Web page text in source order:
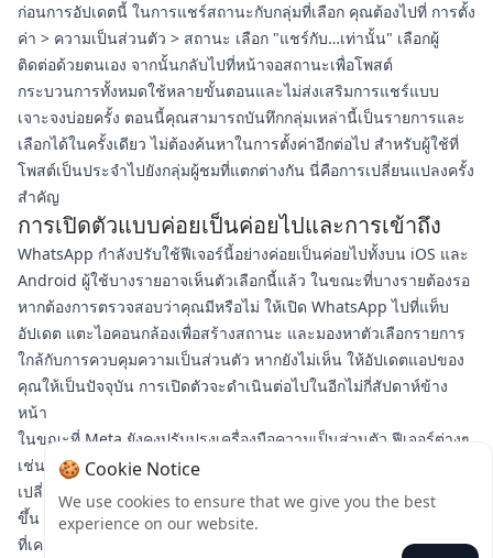
ก่อนการอัปเดตนี้ ในการแชร์สถานะกับกลุ่มที่เลือก คุณต้องไปที่ การตั้ง
ค่า > ความเป็นส่วนตัว > สถานะ เลือก "แชร์กับ…เท่านั้น" เลือกผู้
ติดต่อด้วยตนเอง จากนั้นกลับไปที่หน้าจอสถานะเพื่อโพสต์
กระบวนการทั้งหมดใช้หลายขั้นตอนและไม่ส่งเสริมการแชร์แบบ
เจาะจงบ่อยครั้ง ตอนนี้คุณสามารถบันทึกกลุ่มเหล่านี้เป็นรายการและ
เลือกได้ในครั้งเดียว ไม่ต้องค้นหาในการตั้งค่าอีกต่อไป สำหรับผู้ใช้ที่
โพสต์เป็นประจำไปยังกลุ่มผู้ชมที่แตกต่างกัน นี่คือการเปลี่ยนแปลงครั้ง
สำคัญ
การเปิดตัวแบบค่อยเป็นค่อยไปและการเข้าถึง
WhatsApp กำลังปรับใช้ฟีเจอร์นี้อย่างค่อยเป็นค่อยไปทั้งบน iOS และ
Android ผู้ใช้บางรายอาจเห็นตัวเลือกนี้แล้ว ในขณะที่บางรายต้องรอ
หากต้องการตรวจสอบว่าคุณมีหรือไม่ ให้เปิด WhatsApp ไปที่แท็บ
อัปเดต แตะไอคอนกล้องเพื่อสร้างสถานะ และมองหาตัวเลือกรายการ
ใกล้กับการควบคุมความเป็นส่วนตัว หากยังไม่เห็น ให้อัปเดตแอปของ
คุณให้เป็นปัจจุบัน การเปิดตัวจะดำเนินต่อไปในอีกไม่กี่สัปดาห์ข้าง
หน้า
ในขณะที่ Meta ยังคงปรับปรุงเครื่องมือความเป็นส่วนตัว ฟีเจอร์ต่างๆ
เช่น รายการควบคุมการมองเห็นสถานะ แสดงให้เห็นถึงการ
เปลี่ยนแปลงที่ชัดเจนในการให้ผู้ใช้ควบคุมเนื้อหาของตนได้ละเอียดยิ่ง
ขึ้น นี่ไม่ใช่แค่เรื่องความสะดวกสบาย แต่เป็นการออกแบบแพลตฟอร์ม
ที่เคารพวิธีที่ซับซ้อนในการเชื่อมต่อกับผู้คนต่างๆ ในชีวิตของเรา
🍪 Cookie Notice
We use cookies to ensure that we give you the best
experience on our website.